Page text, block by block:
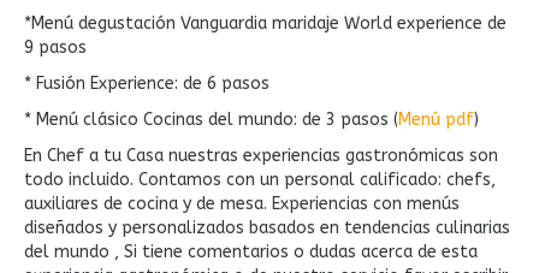
*Menú degustación Vanguardia maridaje World experience de
9 pasos
* Fusión Experience: de 6 pasos
* Menú clásico Cocinas del mundo: de 3 pasos (Menú pdf)
En Chef a tu Casa nuestras experiencias gastronómicas son
todo incluido. Contamos con un personal calificado: chefs,
auxiliares de cocina y de mesa. Experiencias con menús
diseñados y personalizados basados en tendencias culinarias
del mundo , Si tiene comentarios o dudas acerca de esta